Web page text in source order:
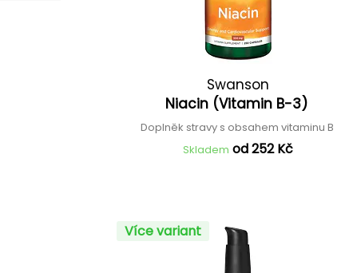
Swanson
Niacin (Vitamin B-3)
Doplněk stravy s obsahem vitaminu B
Skladem od 252 Kč
Více variant